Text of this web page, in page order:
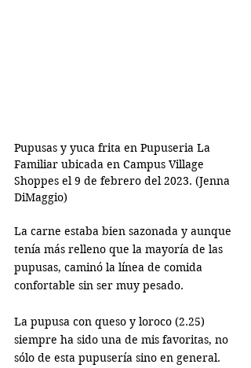
Pupusas y yuca frita en Pupuseria La
Familiar ubicada en Campus Village
Shoppes el 9 de febrero del 2023. (Jenna
DiMaggio)
La carne estaba bien sazonada y aunque
tenía más relleno que la mayoría de las
pupusas, caminó la línea de comida
confortable sin ser muy pesado.
La pupusa con queso y loroco (2.25)
siempre ha sido una de mis favoritas, no
sólo de esta pupusería sino en general.